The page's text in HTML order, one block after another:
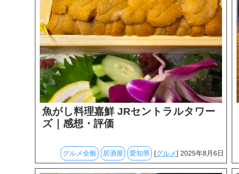
魚がし料理嘉鮮 JRセントラルタワー
ズ｜感想・評価
グルメ全般 居酒屋 愛知県 [グルメ] 2025年8月6日